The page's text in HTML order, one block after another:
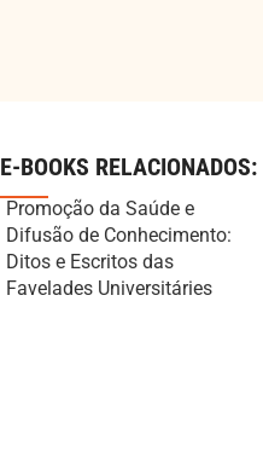
E-BOOKS RELACIONADOS:
Promoção da Saúde e
Difusão de Conhecimento:
Ditos e Escritos das
Favelades Universitáries